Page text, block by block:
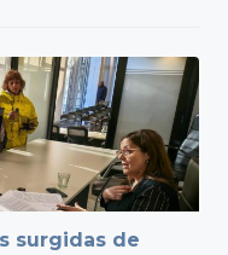
surgidas de